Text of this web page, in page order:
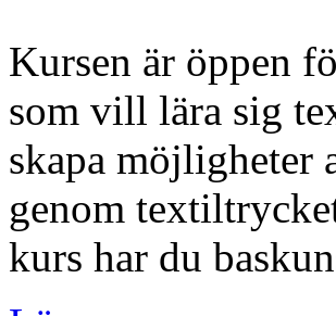
Kursen är öppen
som vill lära sig
skapa möjligheter
genom
kurs har du